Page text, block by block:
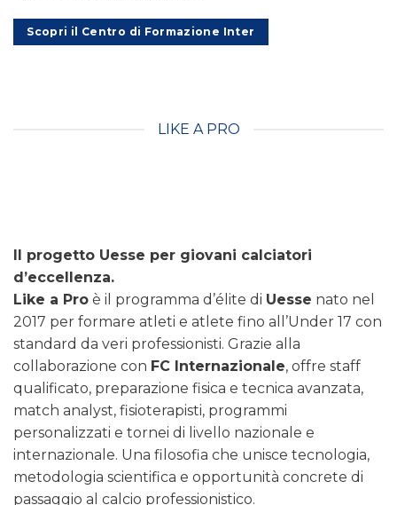
Scopri il Centro di Formazione Inter
LIKE A PRO
Il progetto Uesse per giovani calciatori
d’eccellenza.
Like a Pro è il programma d’élite di Uesse nato nel
2017 per formare atleti e atlete fino all’Under 17 con
standard da veri professionisti. Grazie alla
collaborazione con FC Internazionale, offre staff
qualificato, preparazione fisica e tecnica avanzata,
match analyst, fisioterapisti, programmi
personalizzati e tornei di livello nazionale e
internazionale. Una filosofia che unisce tecnologia,
metodologia scientifica e opportunità concrete di
passaggio al calcio professionistico.